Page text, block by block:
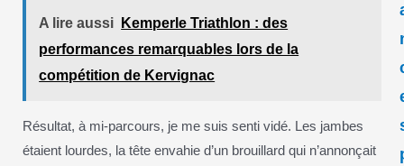
A lire aussi
Kemperle Triathlon : des
performances remarquables lors de la
compétition de Kervignac
Résultat, à mi-parcours, je me suis senti vidé. Les jambes
étaient lourdes, la tête envahie d’un brouillard qui n’annonçait